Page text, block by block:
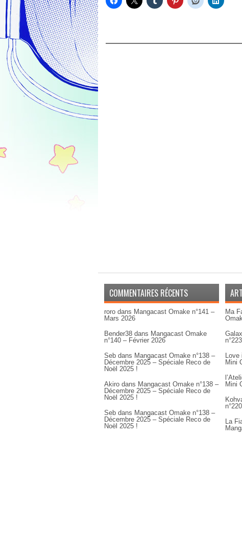
COMMENTAIRES RÉCENTS
roro dans Mangacast Omake n°141 –
Mars 2026
Bender38 dans Mangacast Omake
n°140 – Février 2026
Seb dans Mangacast Omake n°138 –
Décembre 2025 – Spéciale Reco de
Noël 2025 !
Akiro dans Mangacast Omake n°138 –
Décembre 2025 – Spéciale Reco de
Noël 2025 !
Seb dans Mangacast Omake n°138 –
Décembre 2025 – Spéciale Reco de
Noël 2025 !
Ma
n°223
Love
Mini
Mini
n°220
La